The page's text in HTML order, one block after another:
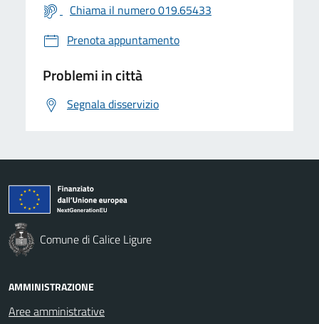
Chiama il numero 019.65433
Prenota appuntamento
Problemi in città
Segnala disservizio
Comune di Calice Ligure
AMMINISTRAZIONE
Aree amministrative